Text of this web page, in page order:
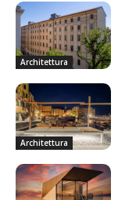
Architettura
Architettura